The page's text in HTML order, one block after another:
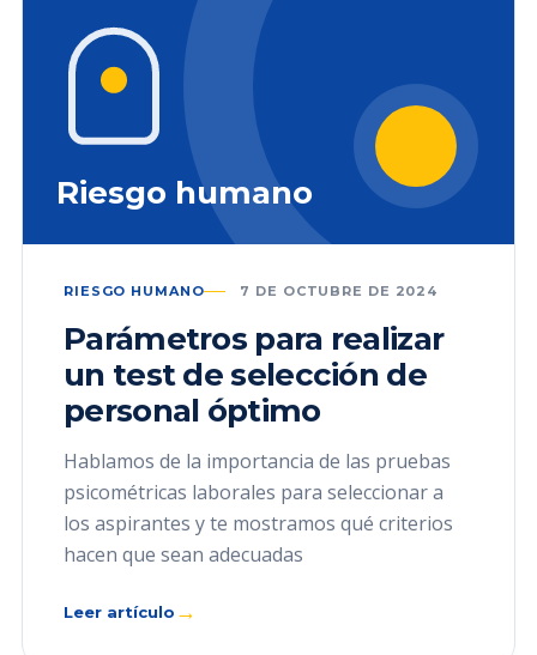
Riesgo humano
RIESGO HUMANO 7 DE OCTUBRE DE 2024
Parámetros para realizar
un test de selección de
personal óptimo
Hablamos de la importancia de las pruebas
psicométricas laborales para seleccionar a
los aspirantes y te mostramos qué criterios
hacen que sean adecuadas
Leer artículo →